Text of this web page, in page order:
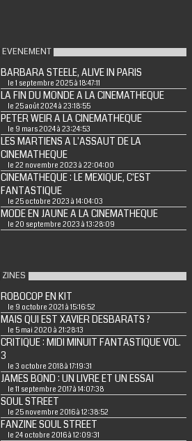
EVENEMENT
BARBARA STEELE, ALIVE IN PARIS
le 1 septembre 2025 à 18:47:11
LA FIN DU MONDE A LA CINEMATHEQUE
le 25 août 2024 à 23:18:55
PETER WEIR A LA CINEMATHEQUE
le 9 mars 2024 à 23:24:53
LES MARTIENS A L'ASSAUT DE LA
CINEMATHEQUE
le 22 novembre 2023 à 22:04:00
CINEMATHEQUE : LE MEXIQUE, C'EST
FANTASTIQUE
le 25 octobre 2023 à 14:04:03
MODE EN JAUNE A LA CINEMATHEQUE
le 20 septembre 2023 à 13:28:09
ZINES
ROBOCOP EN KIT
le 9 octobre 2021 à 15:16:52
MAIS QUI EST XAVIER DESBARATS ?
le 5 mai 2020 à 21:28:13
CRITIQUE : MIDI MINUIT FANTASTIQUE VOL.
3
le 3 octobre 2018 à 17:19:31
JAMES BOND : UN LIVRE ET UN ESSAI
le 11 septembre 2017 à 14:07:38
SOUL STREET
le 25 novembre 2016 à 12:38:52
FANZINE SOUL STREET
le 24 octobre 2016 à 12:09:31